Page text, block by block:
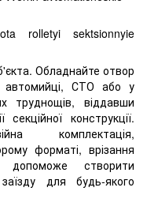
Обладнайте отвор
автомийці, СТО або у
труднощів, віддавши
секційної конструкції.
комплектація,
форматі, врізання
створити
для будь-якого